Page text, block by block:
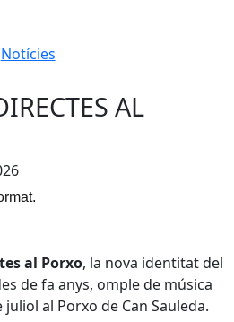
Notícies
AL
al Porxo, la nova identitat del
de fa anys, omple de música
al Porxo de Can Sauleda.